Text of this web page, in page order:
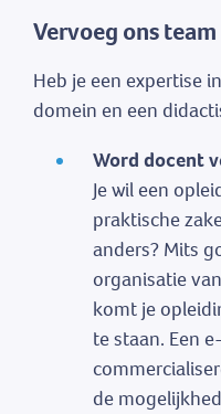
Vervoeg ons team
Heb je een expertise
domein en een
Word docent
Je wil een
praktische
anders? Mits
organisatie
komt je
te staan. Een
de